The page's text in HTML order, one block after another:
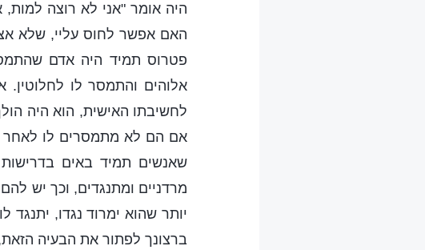
היה אומר "אני לא רוצה
האם אפשר לחוס עליי, שלא
פטרוס תמיד היה אדם
אלוהים והתמסר לו
לחשיבתו האישית, הוא היה
אם הם לא מתמסרים לו לאחר
שאנשים תמיד באים
מרדניים ומתנגדים, וכך יש
יותר שהוא ימרוד נגדו, יתנגד
ברצונך לפתור את הבעיה